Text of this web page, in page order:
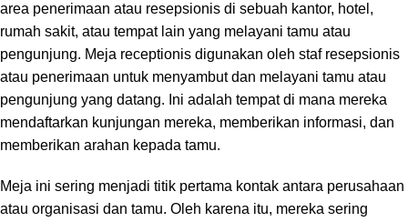
area penerimaan atau resepsionis di sebuah kantor, hotel,
rumah sakit, atau tempat lain yang melayani tamu atau
pengunjung. Meja receptionis digunakan oleh staf resepsionis
atau penerimaan untuk menyambut dan melayani tamu atau
pengunjung yang datang. Ini adalah tempat di mana mereka
mendaftarkan kunjungan mereka, memberikan informasi, dan
memberikan arahan kepada tamu.
Meja ini sering menjadi titik pertama kontak antara perusahaan
atau organisasi dan tamu. Oleh karena itu, mereka sering